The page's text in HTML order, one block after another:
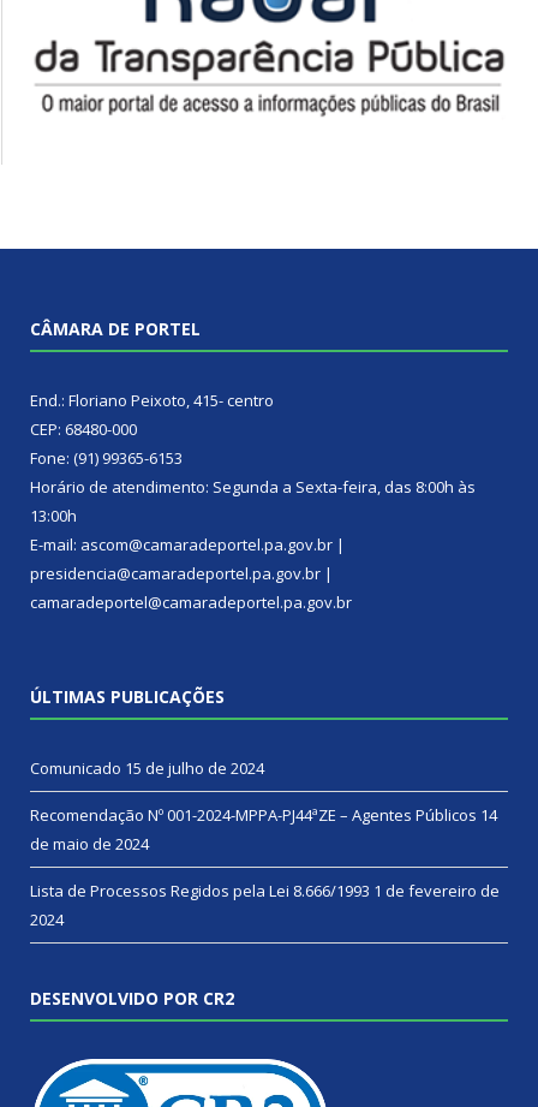
CÂMARA DE PORTEL
End.: Floriano Peixoto, 415- centro
CEP: 68480-000
Fone: (91) 99365-6153
Horário de atendimento: Segunda a Sexta-feira, das 8:00h às
13:00h
E-mail: ascom@camaradeportel.pa.gov.br |
presidencia@camaradeportel.pa.gov.br |
camaradeportel@camaradeportel.pa.gov.br
ÚLTIMAS PUBLICAÇÕES
Comunicado 15 de julho de 2024
Recomendação Nº 001-2024-MPPA-PJ44ªZE – Agentes Públicos 14
de maio de 2024
Lista de Processos Regidos pela Lei 8.666/1993 1 de fevereiro de
2024
DESENVOLVIDO POR CR2